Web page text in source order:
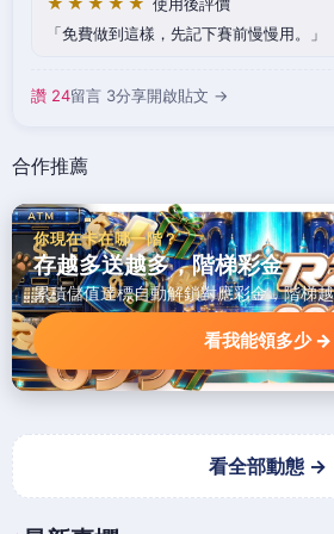
免費做到這樣，先記下賽前慢慢用。
讚 24留言 3分享開啟貼文 →
合作推薦
你現在卡在哪一階？
存越多送越多，階梯彩金
累積儲值達標自動解鎖對應彩金，階梯
看我能領多少 →
看全部動態 →